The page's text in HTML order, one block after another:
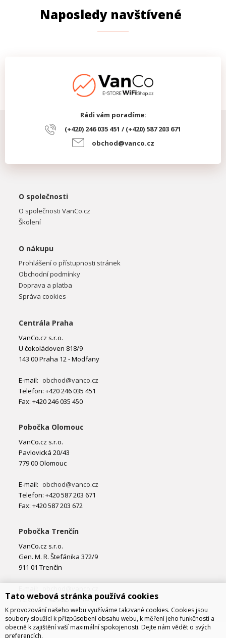
Naposledy navštívené
Rádi vám poradíme:
(+420) 246 035 451 / (+420) 587 203 671
obchod@vanco.cz
O společnosti
O společnosti VanCo.cz
Školení
O nákupu
Prohlášení o přístupnosti stránek
Obchodní podmínky
Doprava a platba
Správa cookies
Centrála Praha
VanCo.cz s.r.o.
U čokoládoven 818/9
143 00 Praha 12 - Modřany
E-mail: obchod@vanco.cz
Telefon: +420 246 035 451
Fax: +420 246 035 450
Pobočka Olomouc
VanCo.cz s.r.o.
Pavlovická 20/43
779 00 Olomouc
E-mail: obchod@vanco.cz
Telefon: +420 587 203 671
Fax: +420 587 203 672
Pobočka Trenčín
VanCo.cz s.r.o.
Gen. M. R. Štefánika 372/9
911 01 Trenčín
Telefon: +421 32 877 74 02
Tato webová stránka používá cookies
K provozování našeho webu využíváme takzvané cookies. Cookies jsou
soubory sloužící k přizpůsobení obsahu webu, k měření jeho funkčnosti a
obecně k zajištění vaší maximální spokojenosti. Dejte nám vědět o svých
preferencích.